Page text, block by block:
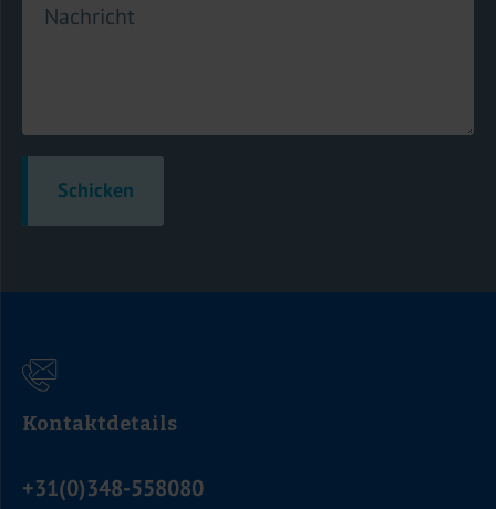
Nachricht
Schicken
Kontaktdetails
+31(0)348-558080